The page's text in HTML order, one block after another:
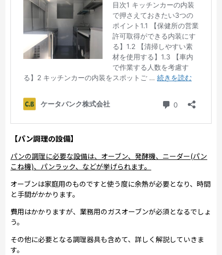
【パン調理の設備】
パンの調理に必要な設備は、オーブン、発酵機、ニーダー(パン
こね機)、パンラック、などが挙げられます。
オーブンは家庭用のものですと使う度に余熱が必要となり、時間
と手間がかかります。
費用はかかりますが、業務用のガスオーブンが必須となるでしょ
う。
その他に必要となる調理器具も含めて、詳しく解説していきま
す。